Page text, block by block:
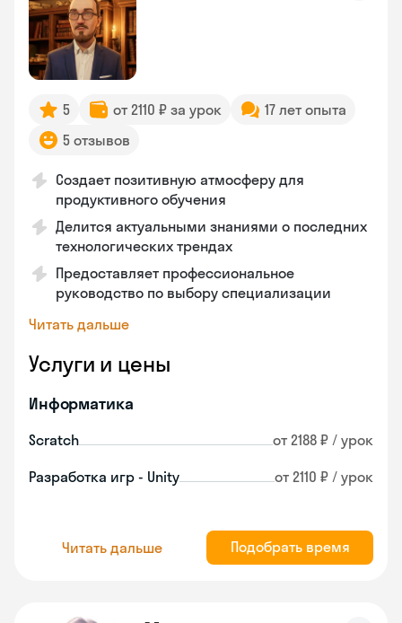
5 от 2110 ₽ за урок
17 лет опыта
5 отзывов
Создает позитивную атмосферу для
продуктивного обучения
Делится актуальными знаниями о последних
технологических трендах
Предоставляет профессиональное
руководство по выбору специализации
Читать дальше
Услуги и цены
Информатика
Scratch от 2188 ₽ / урок
Разработка игр - Unity от 2110 ₽ / урок
Читать дальше Подобрать время